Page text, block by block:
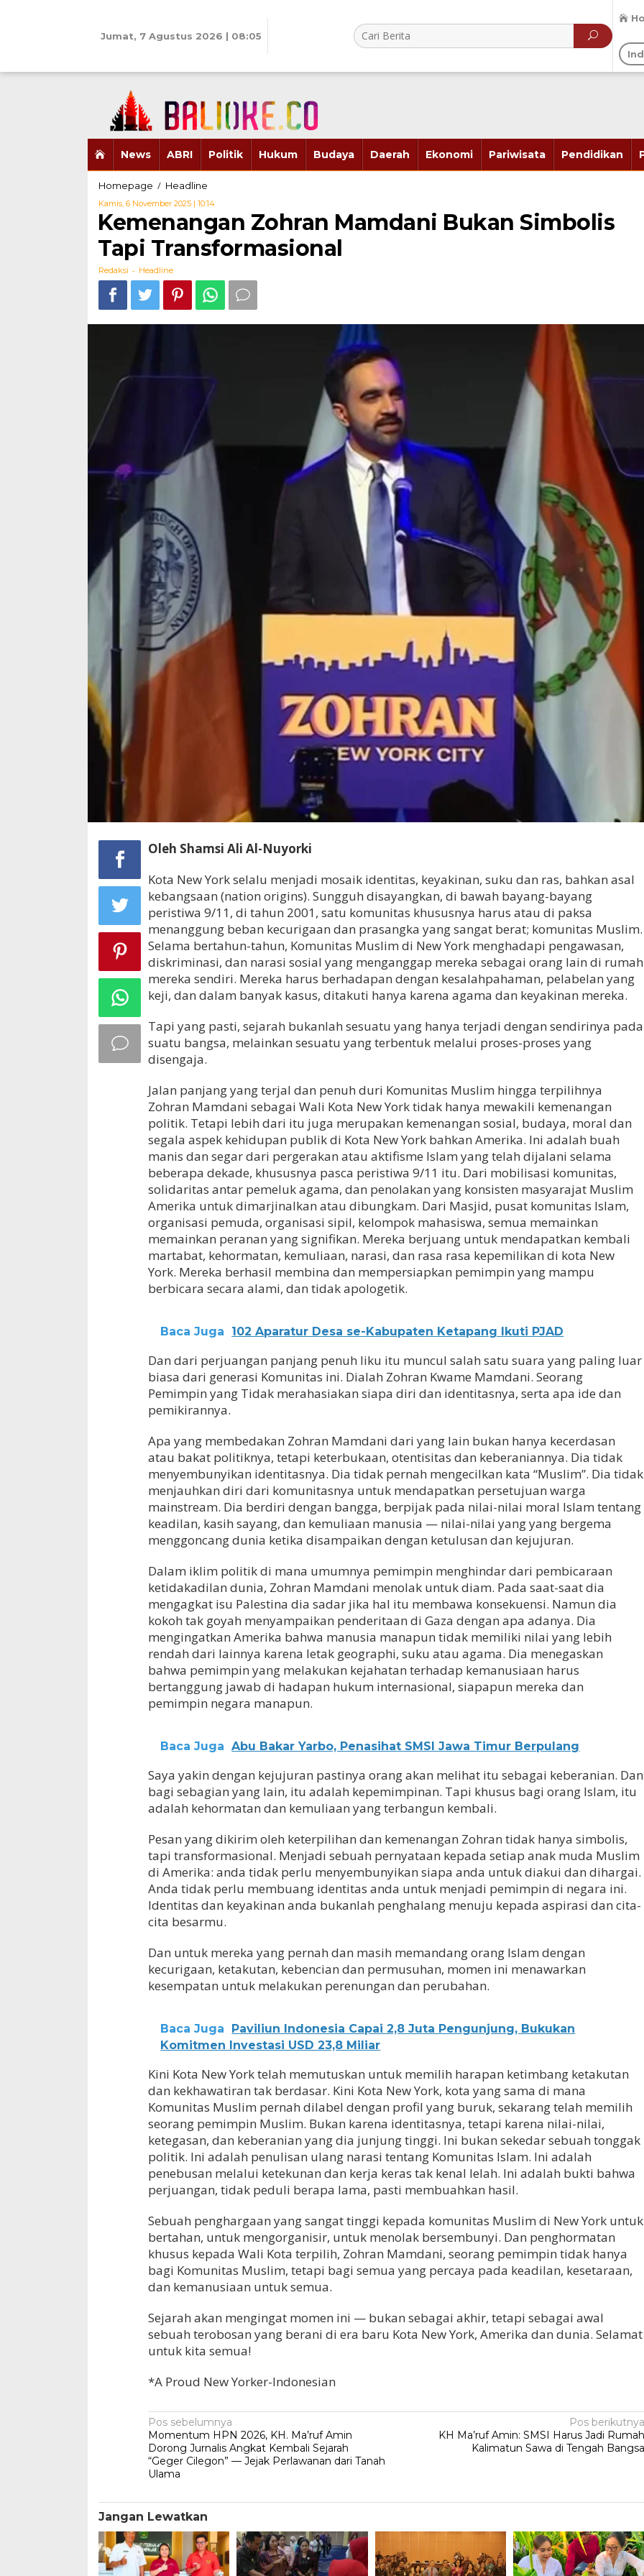
Jumat, 7 Agustus 2026 | 08:05
News ABRI Politik Hukum Budaya Daerah Ekonomi Pariwisata Pendidikan
Homepage / Headline
Zohran
Mamdani
Bukan
Simbolis
Tapi
Kamis, 6 November 2025 | 10:14Oleh
Kemenangan Zohran Mamdani Bukan Simbolis
Tapi Transformasional
Redaksi - Headline
Oleh Shamsi Ali Al-Nuyorki
Kota New York selalu menjadi mosaik identitas, keyakinan, suku dan ras, bahkan asal
kebangsaan (nation origins). Sungguh disayangkan, di bawah bayang-bayang
peristiwa 9/11, di tahun 2001, satu komunitas khususnya harus atau di paksa
menanggung beban kecurigaan dan prasangka yang sangat berat; komunitas Muslim.
Selama bertahun-tahun, Komunitas Muslim di New York menghadapi pengawasan,
diskriminasi, dan narasi sosial yang menganggap mereka sebagai orang lain di rumah
mereka sendiri. Mereka harus berhadapan dengan kesalahpahaman, pelabelan yang
keji, dan dalam banyak kasus, ditakuti hanya karena agama dan keyakinan mereka.
Tapi yang pasti, sejarah bukanlah sesuatu yang hanya terjadi dengan sendirinya pada
suatu bangsa, melainkan sesuatu yang terbentuk melalui proses-proses yang
disengaja.
Jalan panjang yang terjal dan penuh duri Komunitas Muslim hingga terpilihnya
Zohran Mamdani sebagai Wali Kota New York tidak hanya mewakili kemenangan
politik. Tetapi lebih dari itu juga merupakan kemenangan sosial, budaya, moral dan
segala aspek kehidupan publik di Kota New York bahkan Amerika. Ini adalah buah
manis dan segar dari pergerakan atau aktifisme Islam yang telah dijalani selama
beberapa dekade, khususnya pasca peristiwa 9/11 itu. Dari mobilisasi komunitas,
solidaritas antar pemeluk agama, dan penolakan yang konsisten masyarajat Muslim
Amerika untuk dimarjinalkan atau dibungkam. Dari Masjid, pusat komunitas Islam,
organisasi pemuda, organisasi sipil, kelompok mahasiswa, semua memainkan
memainkan peranan yang signifikan. Mereka berjuang untuk mendapatkan kembali
martabat, kehormatan, kemuliaan, narasi, dan rasa rasa kepemilikan di kota New
York. Mereka berhasil membina dan mempersiapkan pemimpin yang mampu
berbicara secara alami, dan tidak apologetik.
Baca Juga 102 Aparatur Desa se-Kabupaten Ketapang Ikuti PJAD
Dan dari perjuangan panjang penuh liku itu muncul salah satu suara yang paling luar
biasa dari generasi Komunitas ini. Dialah Zohran Kwame Mamdani. Seorang
Pemimpin yang Tidak merahasiakan siapa diri dan identitasnya, serta apa ide dan
pemikirannya.
Apa yang membedakan Zohran Mamdani dari yang lain bukan hanya kecerdasan
atau bakat politiknya, tetapi keterbukaan, otentisitas dan keberaniannya. Dia tidak
menyembunyikan identitasnya. Dia tidak pernah mengecilkan kata “Muslim”. Dia tidak
menjauhkan diri dari komunitasnya untuk mendapatkan persetujuan warga
mainstream. Dia berdiri dengan bangga, berpijak pada nilai-nilai moral Islam tentang
keadilan, kasih sayang, dan kemuliaan manusia — nilai-nilai yang yang bergema
menggoncang dunia ketika disampaikan dengan ketulusan dan kejujuran.
Dalam iklim politik di mana umumnya pemimpin menghindar dari pembicaraan
ketidakadilan dunia, Zohran Mamdani menolak untuk diam. Pada saat-saat dia
mengagkat isu Palestina dia sadar jika hal itu membawa konsekuensi. Namun dia
kokoh tak goyah menyampaikan penderitaan di Gaza dengan apa adanya. Dia
mengingatkan Amerika bahwa manusia manapun tidak memiliki nilai yang lebih
rendah dari lainnya karena letak geographi, suku atau agama. Dia menegaskan
bahwa pemimpin yang melakukan kejahatan terhadap kemanusiaan harus
bertanggung jawab di hadapan hukum internasional, siapapun mereka dan
pemimpin negara manapun.
Baca Juga Abu Bakar Yarbo, Penasihat SMSI Jawa Timur Berpulang
Saya yakin dengan kejujuran pastinya orang akan melihat itu sebagai keberanian. Dan
bagi sebagian yang lain, itu adalah kepemimpinan. Tapi khusus bagi orang Islam, itu
adalah kehormatan dan kemuliaan yang terbangun kembali.
Pesan yang dikirim oleh keterpilihan dan kemenangan Zohran tidak hanya simbolis,
tapi transformasional. Menjadi sebuah pernyataan kepada setiap anak muda Muslim
di Amerika: anda tidak perlu menyembunyikan siapa anda untuk diakui dan dihargai.
Anda tidak perlu membuang identitas anda untuk menjadi pemimpin di negara ini.
Identitas dan keyakinan anda bukanlah penghalang menuju kepada aspirasi dan cita-
cita besarmu.
Dan untuk mereka yang pernah dan masih memandang orang Islam dengan
kecurigaan, ketakutan, kebencian dan permusuhan, momen ini menawarkan
kesempatan untuk melakukan perenungan dan perubahan.
Baca Juga
Paviliun Indonesia Capai 2,8 Juta Pengunjung, Bukukan
Komitmen Investasi USD 23,8 Miliar
Kini Kota New York telah memutuskan untuk memilih harapan ketimbang ketakutan
dan kekhawatiran tak berdasar. Kini Kota New York, kota yang sama di mana
Komunitas Muslim pernah dilabel dengan profil yang buruk, sekarang telah memilih
seorang pemimpin Muslim. Bukan karena identitasnya, tetapi karena nilai-nilai,
ketegasan, dan keberanian yang dia junjung tinggi. Ini bukan sekedar sebuah tonggak
politik. Ini adalah penulisan ulang narasi tentang Komunitas Islam. Ini adalah
penebusan melalui ketekunan dan kerja keras tak kenal lelah. Ini adalah bukti bahwa
perjuangan, tidak peduli berapa lama, pasti membuahkan hasil.
Sebuah penghargaan yang sangat tinggi kepada komunitas Muslim di New York untuk
bertahan, untuk mengorganisir, untuk menolak bersembunyi. Dan penghormatan
khusus kepada Wali Kota terpilih, Zohran Mamdani, seorang pemimpin tidak hanya
bagi Komunitas Muslim, tetapi bagi semua yang percaya pada keadilan, kesetaraan,
dan kemanusiaan untuk semua.
Sejarah akan mengingat momen ini — bukan sebagai akhir, tetapi sebagai awal
sebuah terobosan yang berani di era baru Kota New York, Amerika dan dunia. Selamat
untuk kita semua!
*A Proud New Yorker-Indonesian
Navigasi
pos
Pos sebelumnya
Momentum HPN 2026, KH. Ma’ruf Amin
Dorong Jurnalis Angkat Kembali Sejarah
“Geger Cilegon” — Jejak Perlawanan dari Tanah
Ulama
Pos berikutnya
KH Ma’ruf Amin: SMSI Harus Jadi Rumah
Kalimatun Sawa di Tengah Bangsa
Jangan Lewatkan